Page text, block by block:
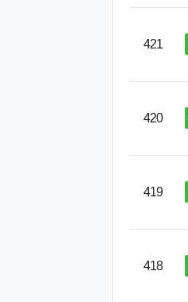
421
420
419
418